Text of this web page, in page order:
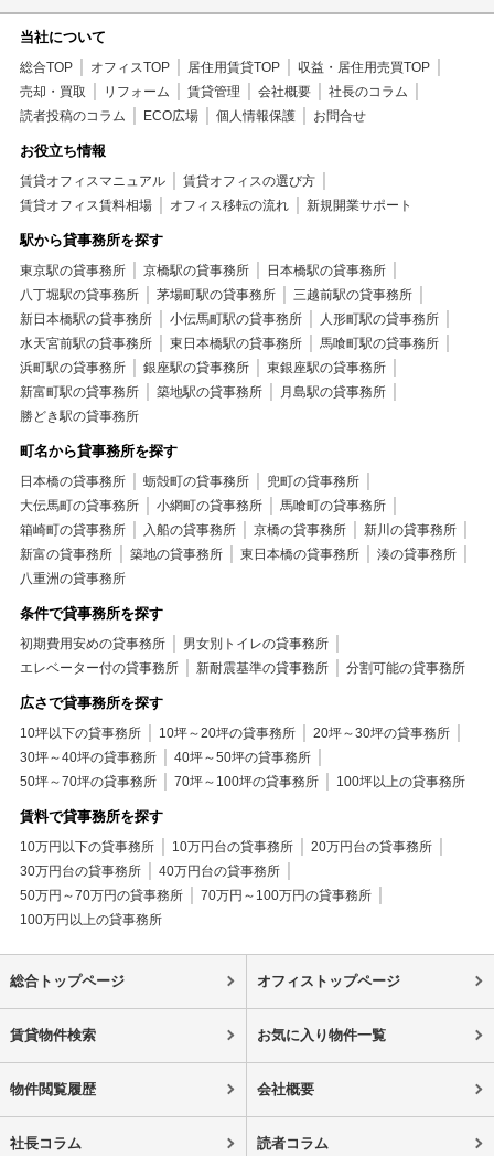
当社について
総合TOP オフィスTOP 居住用賃貸TOP
収益・居住用売買TOP
売却・買取
リフォーム 賃貸管理 会社概要
社長のコラム
読者投稿のコラム
ECO広場 個人情報保護 お問合せ
お役立ち情報
賃貸オフィスマニュアル
賃貸オフィスの選び方
賃貸オフィス賃料相場
オフィス移転の流れ 新規開業サポート
駅から貸事務所を探す
東京駅の貸事務所 京橋駅の貸事務所
日本橋駅の貸事務所
八丁堀駅の貸事務所
茅場町駅の貸事務所
三越前駅の貸事務所
新日本橋駅の貸事務所
小伝馬町駅の貸事務所
人形町駅の貸事務所
水天宮前駅の貸事務所
東日本橋駅の貸事務所
馬喰町駅の貸事務所
浜町駅の貸事務所
銀座駅の貸事務所
東銀座駅の貸事務所
新富町駅の貸事務所
築地駅の貸事務所
月島駅の貸事務所
勝どき駅の貸事務所
町名から貸事務所を探す
日本橋の貸事務所 蛎殻町の貸事務所
兜町の貸事務所
大伝馬町の貸事務所
小網町の貸事務所
馬喰町の貸事務所
箱崎町の貸事務所
入船の貸事務所 京橋の貸事務所
新川の貸事務所
新富の貸事務所
築地の貸事務所 東日本橋の貸事務所
湊の貸事務所
八重洲の貸事務所
条件で貸事務所を探す
初期費用安めの貸事務所
男女別トイレの貸事務所
エレベーター付の貸事務所
新耐震基準の貸事務所 分割可能の貸事務所
広さで貸事務所を探す
10坪以下の貸事務所 10坪～20坪の貸事務所
20坪～30坪の貸事務所
30坪～40坪の貸事務所
40坪～50坪の貸事務所
50坪～70坪の貸事務所
70坪～100坪の貸事務所 100坪以上の貸事務所
賃料で貸事務所を探す
10万円以下の貸事務所 10万円台の貸事務所
20万円台の貸事務所
30万円台の貸事務所
40万円台の貸事務所
50万円～70万円の貸事務所
70万円～100万円の貸事務所
100万円以上の貸事務所
総合トップページ オフィストップページ
賃貸物件検索 お気に入り物件一覧
物件閲覧履歴 会社概要
社長コラム 読者コラム